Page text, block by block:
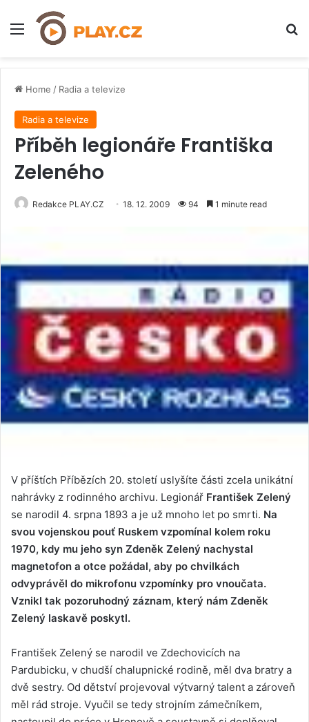
Menu
Home / Radia a televize
Radia a televize
Příběh legionáře Františka
Zeleného
Redakce PLAY.CZ 18. 12. 2009 94 1 minute read
V příštích Příbězích 20. století uslyšíte části zcela unikátní
nahrávky z rodinného archivu. Legionář František Zelený
se narodil 4. srpna 1893 a je už mnoho let po smrti. Na
svou vojenskou pouť Ruskem vzpomínal kolem roku
1970, kdy mu jeho syn Zdeněk Zelený nachystal
magnetofon a otce požádal, aby po chvilkách
odvyprávěl do mikrofonu vzpomínky pro vnoučata.
Vznikl tak pozoruhodný záznam, který nám Zdeněk
Zelený laskavě poskytl.
František Zelený se narodil ve Zdechovicích na
Pardubicku, v chudší chalupnické rodině, měl dva bratry a
dvě sestry. Od dětství projevoval výtvarný talent a zároveň
měl rád stroje. Vyučil se tedy strojním zámečníkem,